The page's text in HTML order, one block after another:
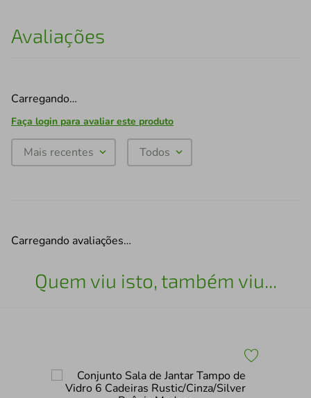
Avaliações
Carregando…
Faça login para avaliar este produto
Mais recentes Todos
Carregando avaliações…
Quem viu isto, também viu...